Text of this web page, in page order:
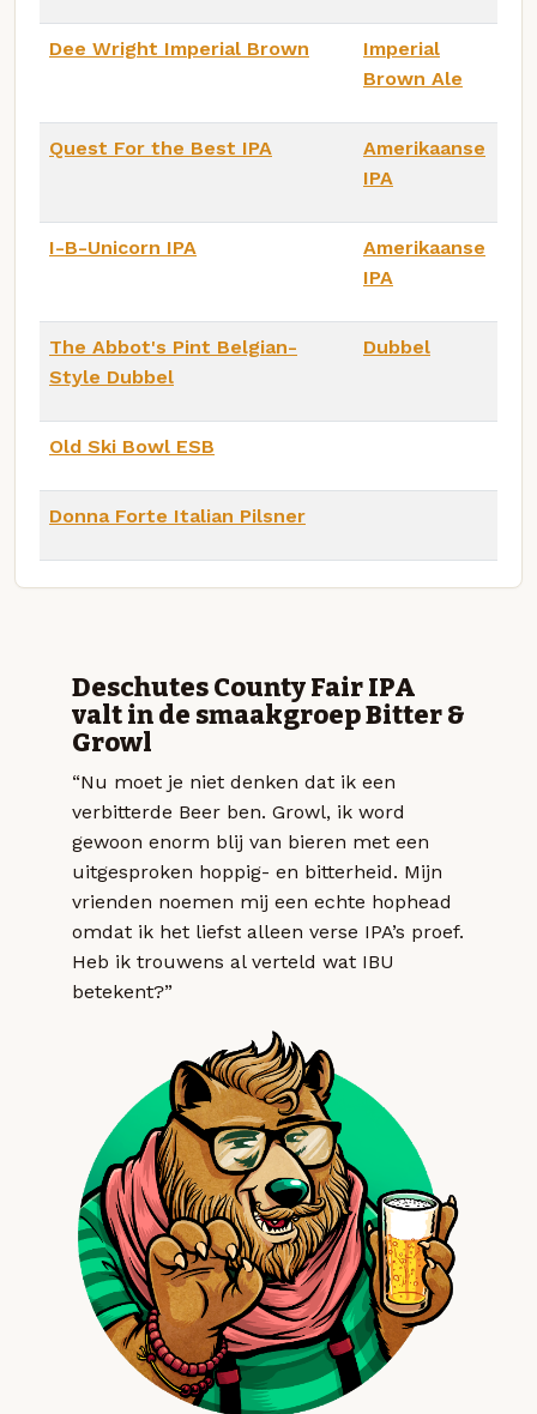
Dee Wright Imperial Brown
Imperial
Brown Ale
Quest For the Best IPA
Amerikaanse
IPA
I-B-Unicorn IPA
Amerikaanse
IPA
The Abbot's Pint Belgian-
Style Dubbel
Dubbel
Old Ski Bowl ESB
Donna Forte Italian Pilsner
Deschutes County Fair IPA
valt in de smaakgroep Bitter &
Growl
“Nu moet je niet denken dat ik een
verbitterde Beer ben. Growl, ik word
gewoon enorm blij van bieren met een
uitgesproken hoppig- en bitterheid. Mijn
vrienden noemen mij een echte hophead
omdat ik het liefst alleen verse IPA’s proef.
Heb ik trouwens al verteld wat IBU
betekent?”